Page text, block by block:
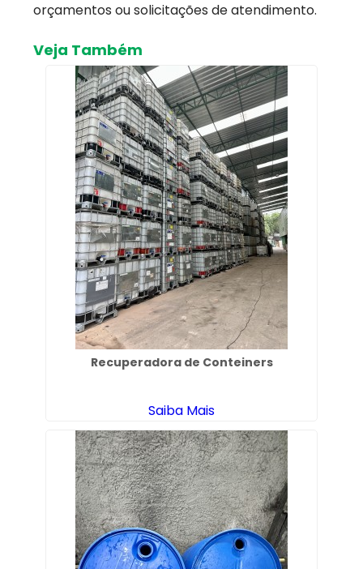
orçamentos ou solicitações de atendimento.
Veja Também
Recuperadora de Conteiners
Saiba Mais